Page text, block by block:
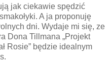
jak ciekawie spędzić
A ja proponuję
dni. Wydaje mi się, ze
Dona Tillmana „Projekt
Rosie” będzie idealnym